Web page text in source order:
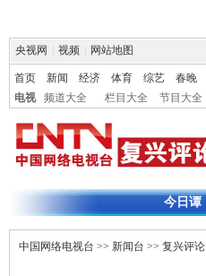
央视网
视频 网站地图
首页 新闻 经济 体育 综艺 春晚
电视
频道大全 栏目大全 节目大全
今日谭
中国网络电视台 >> 新闻台 >> 复兴评论